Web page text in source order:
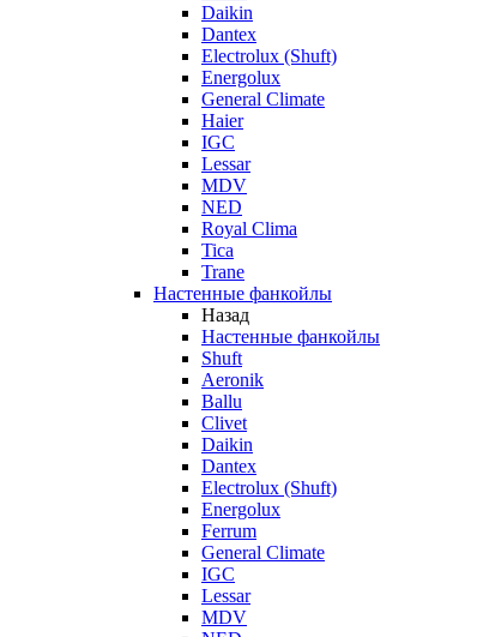
Daikin
Dantex
Electrolux (Shuft)
Energolux
General Climate
Haier
IGC
Lessar
MDV
NED
Royal Clima
Tica
Trane
Настенные фанкойлы
Назад
Настенные фанкойлы
Shuft
Aeronik
Ballu
Clivet
Daikin
Dantex
Electrolux (Shuft)
Energolux
Ferrum
General Climate
IGC
Lessar
MDV